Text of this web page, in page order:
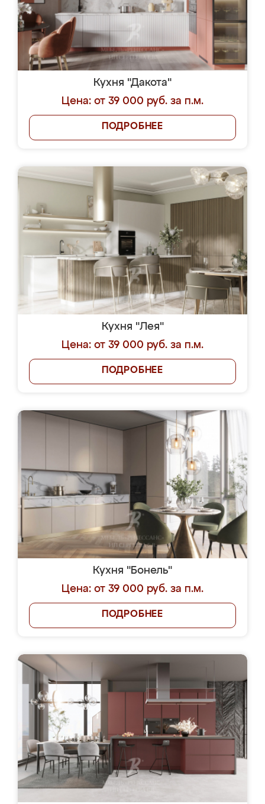
Кухня "Дакота"
Цена: от 39 000 руб. за п.м.
ПОДРОБНЕЕ
Кухня "Лея"
Цена: от 39 000 руб. за п.м.
ПОДРОБНЕЕ
Кухня "Бонель"
Цена: от 39 000 руб. за п.м.
ПОДРОБНЕЕ